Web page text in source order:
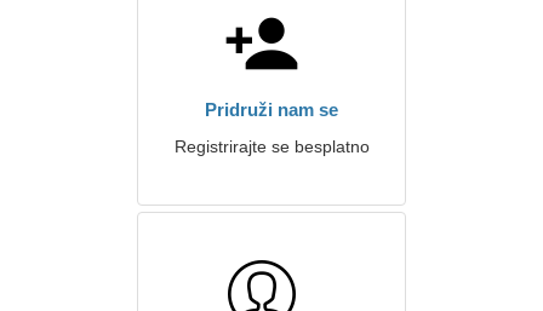
Pridruži nam se
Registrirajte se besplatno